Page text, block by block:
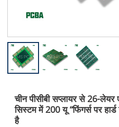
चीन पीसीबी सप्लायर से 26-लेयर
सिस्टम में 200 यू “फिंगर्स पर
है